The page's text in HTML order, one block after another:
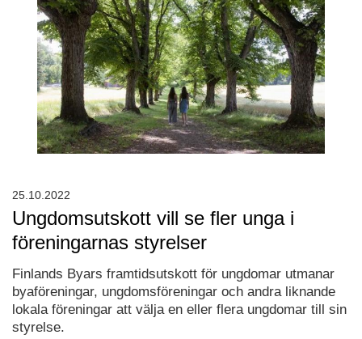
Ungdomsutskott vill se fler unga i
föreningarnas styrelser
Finlands Byars framtidsutskott för ungdomar utmanar
byaföreningar, ungdomsföreningar och andra liknande
lokala föreningar att välja en eller flera ungdomar till sin
styrelse.
25.10.2022